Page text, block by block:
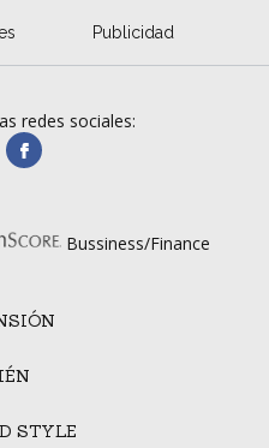
Publicidad
STYLE
redes sociales:
manufacturaGE
Bussiness/Finance